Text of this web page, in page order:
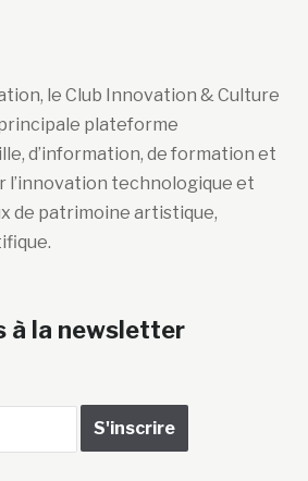
le Club Innovation & Culture
plateforme
d’information, de formation et
l’innovation technologique et
de patrimoine artistique,
à la newsletter